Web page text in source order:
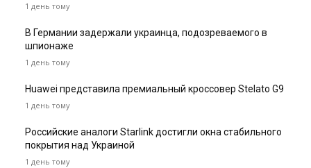
1 день тому
В Германии задержали украинца, подозреваемого в
шпионаже
1 день тому
Huawei представила премиальный кроссовер Stelato G9
1 день тому
Российские аналоги Starlink достигли окна стабильного
покрытия над Украиной
1 день тому